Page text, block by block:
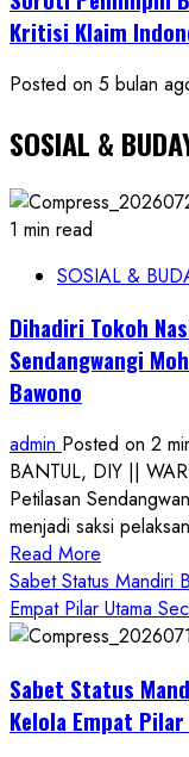
Kritisi Klaim
Posted on 5 bulan
SOSIAL &
1 min read
SOSIAL &
Dihadiri Tokoh
Sendangwangi
Bawono
admin Posted on 2
BANTUL, DIY ||
Petilasan
menjadi saksi
Read More
more
about
Dihadiri
Nasional,
Ruwatan
Sabet Status Mandiri
Empat Pilar Utama
Sabet Status
Kelola Empat